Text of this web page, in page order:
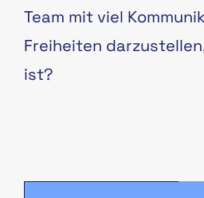
Team mit viel
Freiheiten
ist?